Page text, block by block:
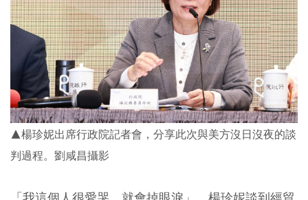
▲楊珍妮出席行政院記者會，分享此次與美方沒日沒夜的談
判過程。劉咸昌攝影